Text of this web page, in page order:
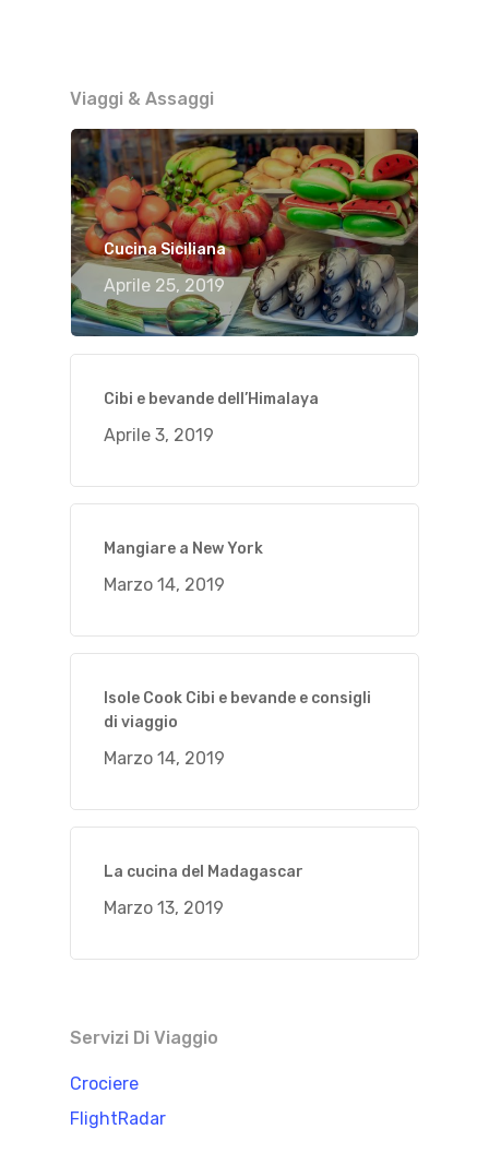
Viaggi & Assaggi
Cucina Siciliana
Aprile 25, 2019
Cibi e bevande dell’Himalaya
Aprile 3, 2019
Mangiare a New York
Marzo 14, 2019
Isole Cook Cibi e bevande e consigli
di viaggio
Marzo 14, 2019
La cucina del Madagascar
Marzo 13, 2019
Servizi Di Viaggio
Crociere
FlightRadar